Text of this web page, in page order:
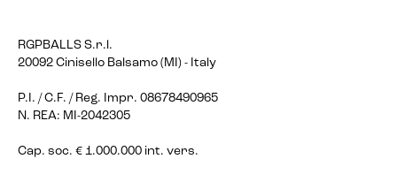
RGPBALLS S.r.l.
20092 Cinisello Balsamo (MI) - Italy
P.I. / C.F. / Reg. Impr. 08678490965
N. REA: MI-2042305
Cap. soc. € 1.000.000 int. vers.